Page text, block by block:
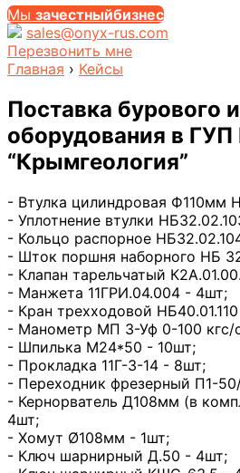
Мы зачестныйбизнес
sales@onyx-rus.com
Перезвонить мне
Главная › Кейсы
Поставка бурового
оборудования в ГУП
“Крымгеология”
- Втулка цилиндровая Ф110мм
- Уплотнение втулки
- Кольцо распорное
- Шток поршня наборного НБ
- Клапан тарельчатый
- Манжета 11ГРИ.04.004 - 4шт;
- Кран трехходовой
- Манометр МП 3-Уф 0-100 кгс/
- Шпилька М24*50 - 10шт;
- Прокладка 11Г-3-14 - 8шт;
- Переходник фрезерный П1-
- Кернорватель Д108мм (в
4шт;
- Хомут Ø108мм - 1шт;
- Ключ шарнирный Д.50 - 4шт;